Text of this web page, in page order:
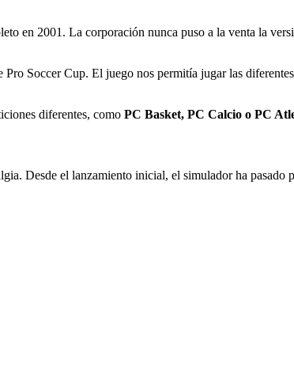
en 2001. La corporación nunca puso a la venta la
Soccer Cup. El juego nos permitía jugar las
diferentes, como PC Basket, PC Calcio o PC
Desde el lanzamiento inicial, el simulador ha pasado